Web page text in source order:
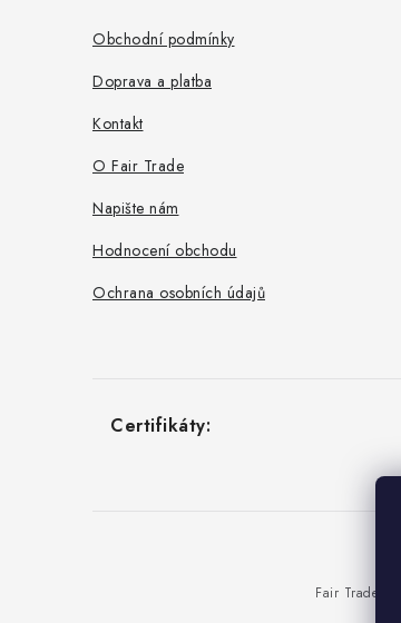
Obchodní podmínky
Doprava a platba
Kontakt
O Fair Trade
Napište nám
Hodnocení obchodu
Ochrana osobních údajů